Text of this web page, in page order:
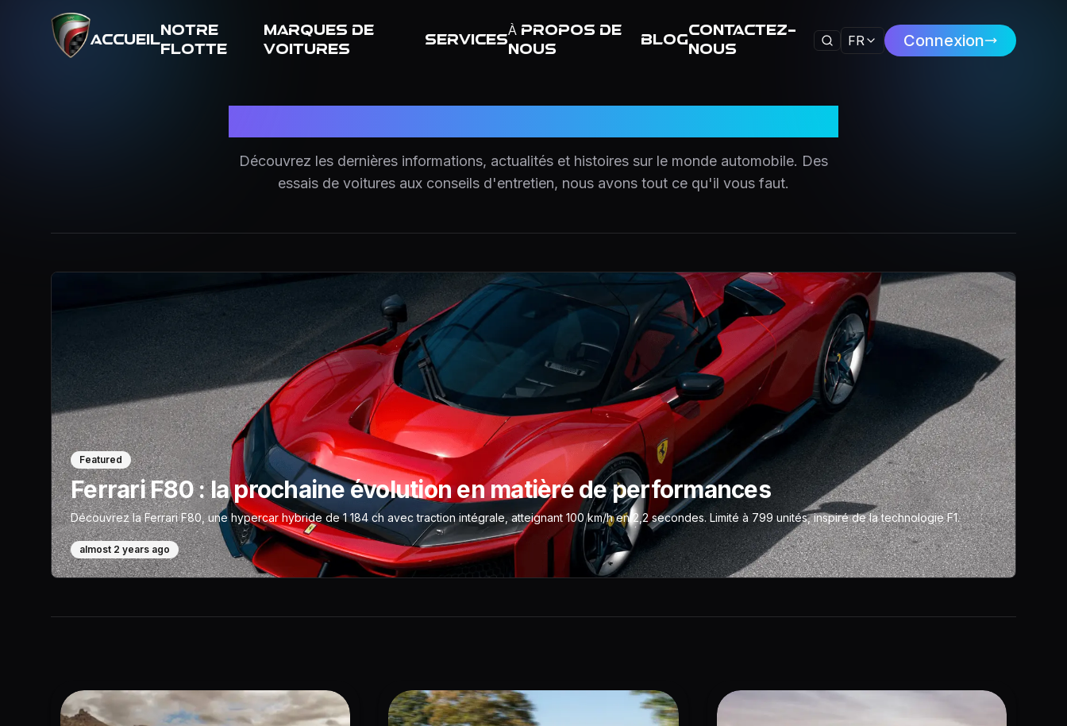
Accueil
Notre
flotte
Marques de
voitures
Services
À propos de
nous
Blog
Contactez-
nous
FR Connexion
Découvrez les dernières informations, actualités et histoires sur le monde automobile. Des
essais de voitures aux conseils d'entretien, nous avons tout ce qu'il vous faut.
Featured
Ferrari F80 : la prochaine évolution en matière de performances
Découvrez la Ferrari F80, une hypercar hybride de 1 184 ch avec traction intégrale, atteignant 100 km/h en 2,2 secondes. Limité à 799 unités, inspiré de la technologie F1.
almost 2 years ago